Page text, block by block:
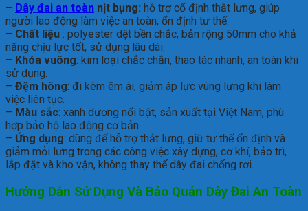
– Dây đai an toàn nịt bụng: hỗ trợ cố định thắt lưng, giúp
người lao động làm việc an toàn, ổn định tư thế.
– Chất liệu : polyester dệt bền chắc, bản rộng 50mm cho khả
năng chịu lực tốt, sử dụng lâu dài.
– Khóa vuông: kim loại chắc chắn, thao tác nhanh, an toàn khi
sử dụng.
– Đệm hông: đi kèm êm ái, giảm áp lực vùng lưng khi làm
việc liên tục.
– Màu sắc: xanh dương nổi bật, sản xuất tại Việt Nam, phù
hợp bảo hộ lao động cơ bản.
– Ứng dụng: dùng để hỗ trợ thắt lưng, giữ tư thế ổn định và
giảm mỏi lưng trong các công việc xây dựng, cơ khí, bảo trì,
lắp đặt và kho vận, không thay thế dây đai chống rơi.
Hướng Dẫn Sử Dụng Và Bảo Quản Dây Đai An Toàn